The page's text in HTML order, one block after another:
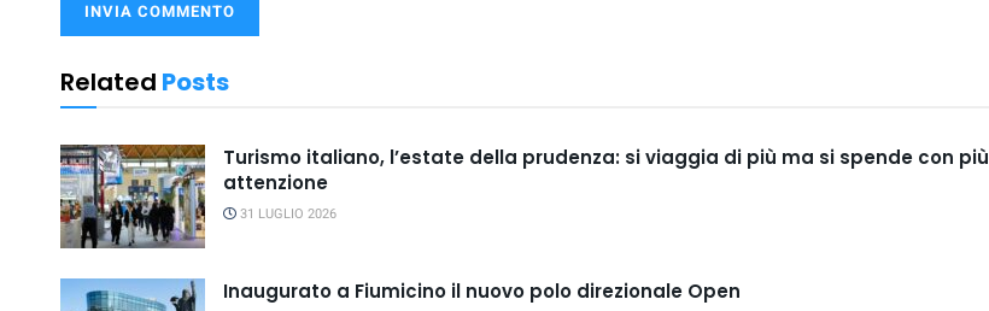
Related Posts
Turismo italiano, l’estate della prudenza: si viaggia di più ma si spende con più
attenzione
31 LUGLIO 2026
Inaugurato a Fiumicino il nuovo polo direzionale Open